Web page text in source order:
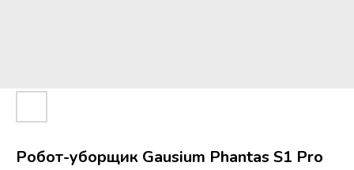
Робот-уборщик Gausium Phantas S1 Pro